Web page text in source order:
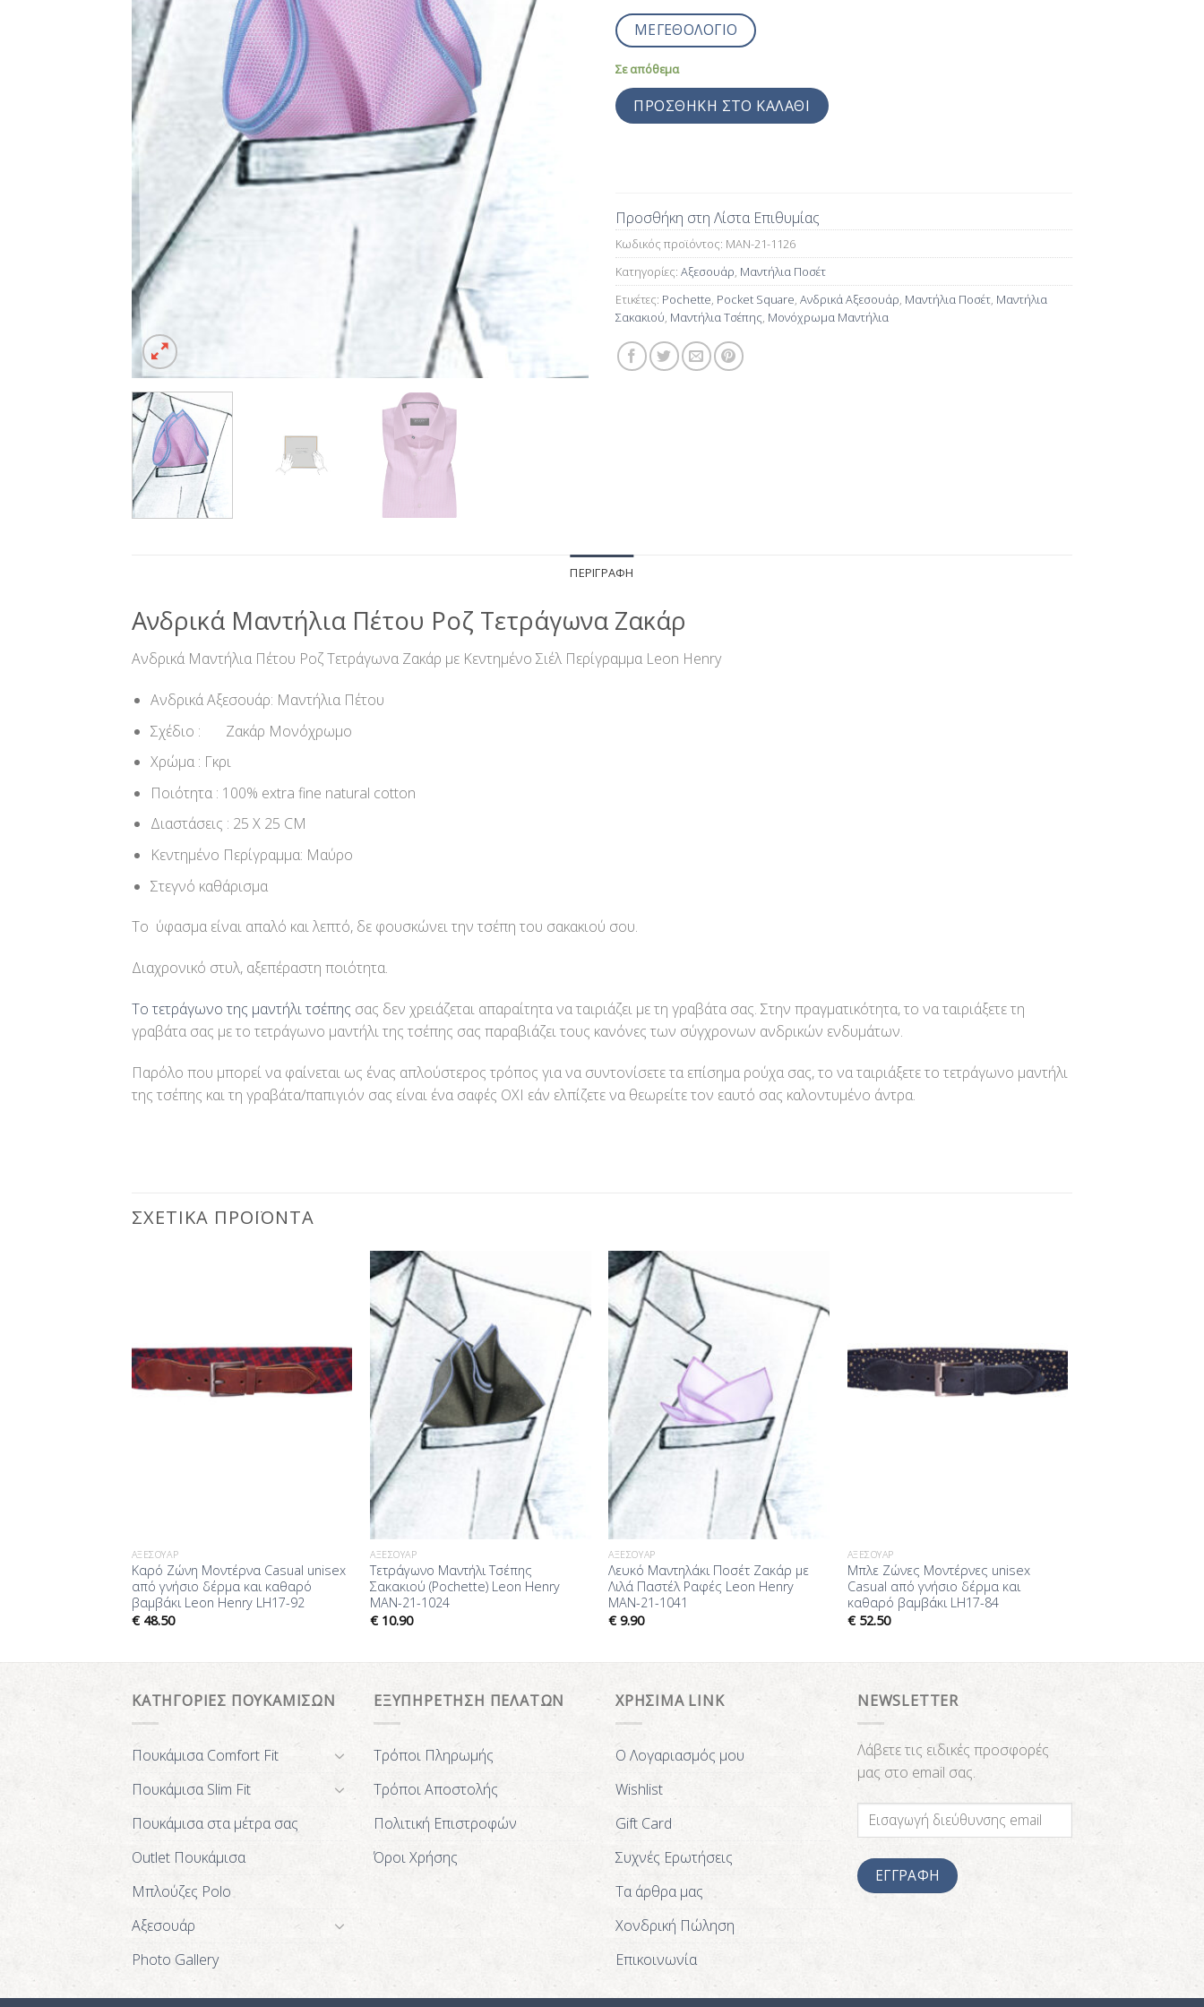
ΜΕΓΕΘΟΛΟΓΙΟ
Σε απόθεμα
ΠΡΟΣΘΉΚΗ ΣΤΟ ΚΑΛΆΘΙ
Προσθήκη στη Λίστα Επιθυμίας
Κωδικός προϊόντος: MAN-21-1126
Κατηγορίες: Αξεσουάρ Μαντήλια Ποσέτ
Ετικέτες: Pochette Pocket Square Ανδρικά Αξεσουάρ Μαντήλια Ποσέτ Μαντήλια
Σακακιού Μαντήλια Τσέπης Μονόχρωμα Μαντήλια
ΠΕΡΙΓΡΑΦΉ
Ανδρικά Μαντήλια Πέτου Ροζ Τετράγωνα Ζακάρ
Ανδρικά Μαντήλια Πέτου Ροζ Τετράγωνα Ζακάρ με Κεντημένο Σιέλ Περίγραμμα Leon Henry
Ανδρικά Αξεσουάρ: Μαντήλια Πέτου
Σχέδιο : Ζακάρ Μονόχρωμο
Χρώμα : Γκρι
Ποιότητα : 100% extra fine natural cotton
Διαστάσεις : 25 Χ 25 CM
Κεντημένο Περίγραμμα: Μαύρο
Στεγνό καθάρισμα
Το ύφασμα είναι απαλό και λεπτό, δε φουσκώνει την τσέπη του σακακιού σου.
Διαχρονικό στυλ, αξεπέραστη ποιότητα.
Το τετράγωνο της μαντήλι τσέπης σας δεν χρειάζεται απαραίτητα να ταιριάζει με τη γραβάτα σας. Στην πραγματικότητα, το να ταιριάξετε τη
γραβάτα σας με το τετράγωνο μαντήλι της τσέπης σας παραβιάζει τους κανόνες των σύγχρονων ανδρικών ενδυμάτων.
Παρόλο που μπορεί να φαίνεται ως ένας απλούστερος τρόπος για να συντονίσετε τα επίσημα ρούχα σας, το να ταιριάξετε το τετράγωνο μαντήλι
της τσέπης και τη γραβάτα/παπιγιόν σας είναι ένα σαφές ΟΧΙ εάν ελπίζετε να θεωρείτε τον εαυτό σας καλοντυμένο άντρα.
ΣΧΕΤΙΚΆ ΠΡΟΪΌΝΤΑ
ΑΞΕΣΟΥΆΡ
Καρό Ζώνη Mοντέρνα Casual unisex
από γνήσιο δέρμα και καθαρό
βαμβάκι Leon Henry LH17-92
€48.50
Προσθήκη
Επιθυμίας
ΑΞΕΣΟΥΆΡ
Τετράγωνο Μαντήλι Τσέπης
Σακακιού (Pochette) Leon Henry
MAN-21-1024
€10.90
Προσθήκη
Επιθυμίας
ΑΞΕΣΟΥΆΡ
Λευκό Μαντηλάκι Ποσέτ Ζακάρ με
Λιλά Παστέλ Ραφές Leon Henry
MAN-21-1041
€9.90
ΑΞΕΣΟΥΆΡ
Μπλε Ζώνες Mοντέρνες unisex
Casual από γνήσιο δέρμα και
καθαρό βαμβάκι LH17-84
€52.50
ΚΑΤΗΓΟΡΙΕΣ ΠΟΥΚΑΜΙΣΩΝ
Πουκάμισα Comfort Fit
Πουκάμισα Slim Fit
Πουκάμισα στα μέτρα σας
Outlet Πουκάμισα
Μπλούζες Polo
Αξεσουάρ
Photo Gallery
ΕΞΥΠΗΡΕΤΗΣΗ ΠΕΛΑΤΩΝ
Τρόποι Πληρωμής
Τρόποι Αποστολής
Πολιτική Επιστροφών
Όροι Χρήσης
ΧΡΗΣΙΜΑ LINK
Ο Λογαριασμός μου
Wishlist
Gift Card
Συχνές Ερωτήσεις
Τα άρθρα μας
Χονδρική Πώληση
Επικοινωνία
NEWSLETTER
Λάβετε τις ειδικές προσφορές
μας στο email σας.